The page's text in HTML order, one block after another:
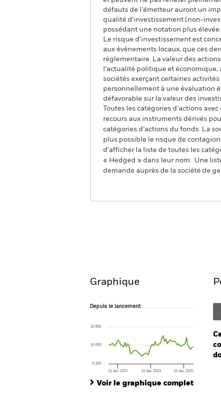
défauts de l'émetteur auront un
qualité d'investissement (non-
possédant une notation plus
Le risque d'investissement est
aux événements locaux, que ces
réglementaire. La valeur des
l'actualité politique et économique,
sociétés exerçant certaines
personnellement à une évaluation
défavorable sur la valeur des
Toutes les catégories d’actions
recours aux instruments dérivés
catégories d’actions du fonds. La
plus possible le risque de
d’afficher la liste de toutes les
« Hedged » dans leur nom. Une
demande auprès de la société de
Graphique
Depuis le lancement
The chart has 1 X axis displaying Time.
The chart has 1 Y axis displaying values.
Depuis le lancement
31 déc 2021 31 déc 2023 31 déc 2025
9 200
10 000
10 800
Voir le graphique complet